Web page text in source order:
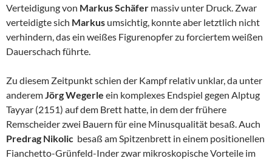
Verteidigung von Markus Schäfer massiv unter Druck. Zwar
verteidigte sich Markus umsichtig, konnte aber letztlich nicht
verhindern, das ein weißes Figurenopfer zu forciertem weißen
Dauerschach führte.
Zu diesem Zeitpunkt schien der Kampf relativ unklar, da unter
anderemJörg Wegerle ein komplexes Endspiel gegen Alptug
Tayyar (2151) auf dem Brett hatte, in dem der frühere
Remscheider zwei Bauern für eine Minusqualität besaß. Auch
Predrag Nikolic besaß am Spitzenbrett in einem positionellen
Fianchetto-Grünfeld-Inder zwar mikroskopische Vorteile im